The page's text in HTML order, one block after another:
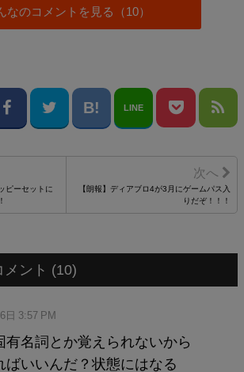
なのコメントを見る（10）
LINE
ピーセットに
【朗報】ディアブロ4が3月にゲームパス入
りだぞ！！！
メント (10)
日 3:57 PM
有名詞とか覚えられないから
ばいいんだ？状態にはなる